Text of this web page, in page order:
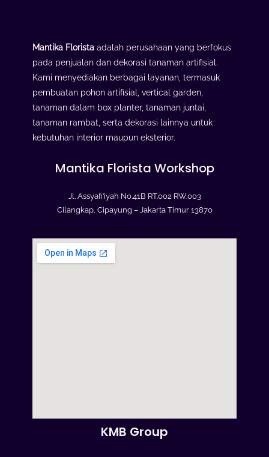
Mantika Florista adalah perusahaan yang berfokus
pada penjualan dan dekorasi tanaman artifisial.
Kami menyediakan berbagai layanan, termasuk
pembuatan pohon artifisial, vertical garden,
tanaman dalam box planter, tanaman juntai,
tanaman rambat, serta dekorasi lainnya untuk
kebutuhan interior maupun eksterior.
Mantika Florista Workshop
Jl. Assyafi’iyah No.41B RT.002 RW.003
Cilangkap, Cipayung – Jakarta Timur 13870
KMB Group